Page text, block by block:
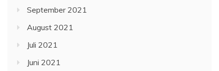
September 2021
August 2021
Juli 2021
Juni 2021